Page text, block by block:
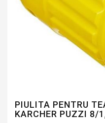
PIULITA PENTRU
KARCHER PUZZI 8/